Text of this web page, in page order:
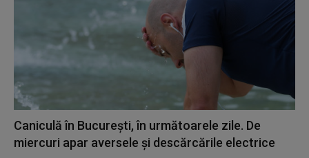
Caniculă în Bucureşti, în următoarele zile. De
miercuri apar aversele şi descărcările electrice